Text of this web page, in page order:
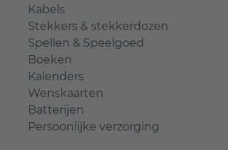
Kabels
Stekkers & stekkerdozen
Spellen & Speelgoed
Boeken
Kalenders
Wenskaarten
Batterijen
Persoonlijke verzorging